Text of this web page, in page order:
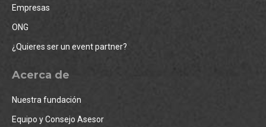
Empresas
ONG
¿Quieres ser un event partner?
Acerca de
Nuestra fundación
Equipo y Consejo Asesor